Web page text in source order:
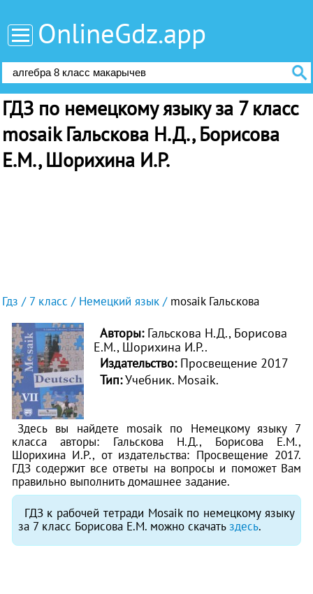
OnlineGdz.app
ГДЗ по немецкому языку за 7 класс
mosaik Гальскова Н.Д., Борисова
Е.М., Шорихина И.Р.
Гдз 7 класс Немецкий язык mosaik Гальскова
Авторы: Гальскова Н.Д., Борисова
Е.М., Шорихина И.Р..
Издательство: Просвещение 2017
Тип:Учебник. Mosaik.
Здесь вы найдете mosaik по Немецкому языку 7
класса авторы: Гальскова Н.Д., Борисова Е.М.,
Шорихина И.Р., от издательства: Просвещение 2017.
ГДЗ содержит все ответы на вопросы и поможет Вам
правильно выполнить домашнее задание.
ГДЗ к рабочей тетради Mosaik по немецкому языку
за 7 класс Борисова Е.М. можно скачатьздесь.